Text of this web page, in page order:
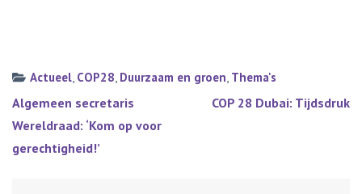
Actueel, COP28, Duurzaam en groen, Thema's
Bericht
navigatie
Algemeen secretaris
Wereldraad: ‘Kom op voor
gerechtigheid!’
COP 28 Dubai: Tijdsdruk